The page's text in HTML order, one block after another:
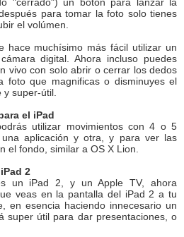
para tomar la foto solo tienes
el volúmen.
hace muchísimo más fácil utilizar un
digital. Ahora incluso puedes
vivo con solo abrir o cerrar los dedos
foto que magnificas o disminuyes el
super-útil.
el iPad
utilizar movimientos con 4 o 5
aplicación y otra, y para ver las
el fondo, similar a OS X Lion.
2
un iPad 2, y un Apple TV, ahora
veas en la pantalla del iPad 2 a tu
en esencia haciendo innecesario un
super útil para dar presentaciones, o